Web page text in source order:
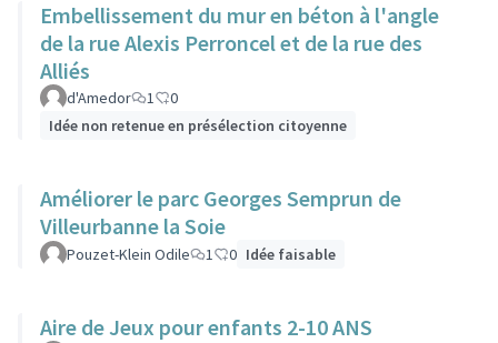
Embellissement du mur en béton à l'angle
de la rue Alexis Perroncel et de la rue des
Alliés
d'Amedor 1
0
Idée non retenue en présélection citoyenne
Améliorer le parc Georges Semprun de
Villeurbanne la Soie
Pouzet-Klein Odile 1 0 Idée faisable
Aire de Jeux pour enfants 2-10 ANS